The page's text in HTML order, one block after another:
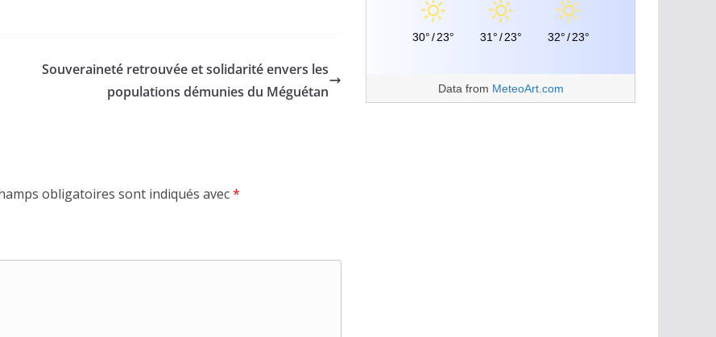
Souveraineté retrouvée et solidarité envers les
populations démunies du Méguétan
obligatoires sont indiqués avec*
30°/ 23° 31°/ 23° 32°/ 23°
Data from MeteoArt.com